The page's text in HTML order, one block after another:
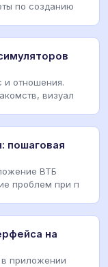
по созданию
и отношения.
визуал
пошаговая
ВТБ
проблем при п
на
в приложении